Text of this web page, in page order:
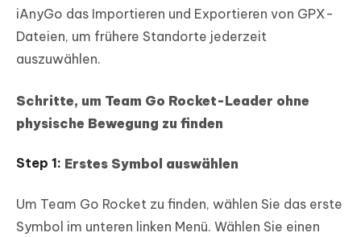
iAnyGo das Importieren und Exportieren von GPX-
Dateien, um frühere Standorte jederzeit
auszuwählen.
Schritte, um Team Go Rocket-Leader ohne
physische Bewegung zu finden
Erstes Symbol auswählen
Um Team Go Rocket zu finden, wählen Sie das erste
Symbol im unteren linken Menü. Wählen Sie einen